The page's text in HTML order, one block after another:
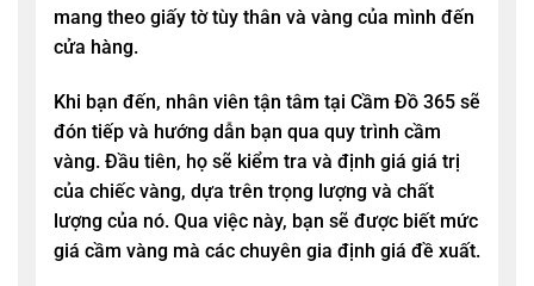
mang theo giấy tờ tùy thân và vàng của mình đến
cửa hàng.
Khi bạn đến, nhân viên tận tâm tại Cầm Đồ 365 sẽ
đón tiếp và hướng dẫn bạn qua quy trình cầm
vàng. Đầu tiên, họ sẽ kiểm tra và định giá giá trị
của chiếc vàng, dựa trên trọng lượng và chất
lượng của nó. Qua việc này, bạn sẽ được biết mức
giá cầm vàng mà các chuyên gia định giá đề xuất.